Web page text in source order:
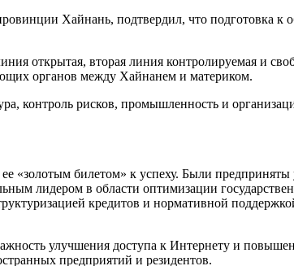
Хайнань, подтвердил, что подготовка к
открытая, вторая линия контролируемая и
органов между Хайнанем и материком.
контроль рисков, промышленность и
«золотым билетом» к успеху. Были
лидером в области оптимизации
кредитов и нормативной
улучшения доступа к Интернету и
предприятий и резидентов.